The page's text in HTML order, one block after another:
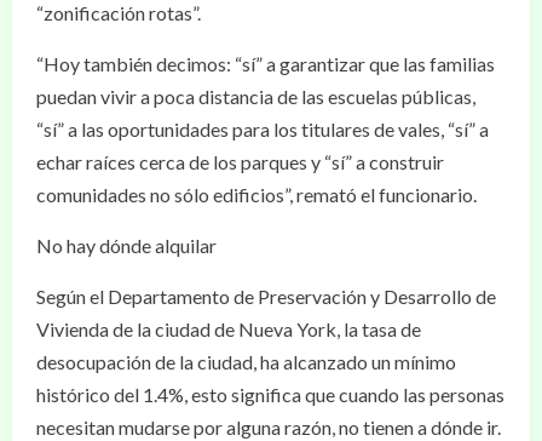
“zonificación rotas”.
“Hoy también decimos: “sí” a garantizar que las familias
puedan vivir a poca distancia de las escuelas públicas,
“sí” a las oportunidades para los titulares de vales, “sí” a
echar raíces cerca de los parques y “sí” a construir
comunidades no sólo edificios”, remató el funcionario.
No hay dónde alquilar
Según el Departamento de Preservación y Desarrollo de
Vivienda de la ciudad de Nueva York, la tasa de
desocupación de la ciudad, ha alcanzado un mínimo
histórico del 1.4%, esto significa que cuando las personas
necesitan mudarse por alguna razón, no tienen a dónde ir.